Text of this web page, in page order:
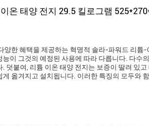
온 태양 전지 29.5 킬로그램
양한 혜택을 제공하는 혁명적 솔라-파워드 리
능이 그것의 예정된 사용에 따라 다릅니다. 다수
덧붙여, 리튬 이온 태양 전지는 보증이 딸려 있
게 옮겨지고 설치됩니다. 이러한 특징의 모두와